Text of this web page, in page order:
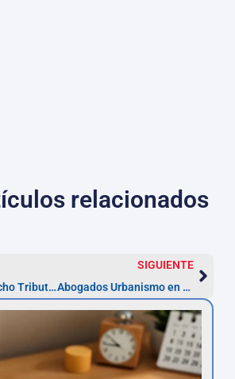
relacionados
Abogados Derecho Tributario en Valladolid – Especialistas
SIGUIENTE
Abogados Urbanismo en Valladolid